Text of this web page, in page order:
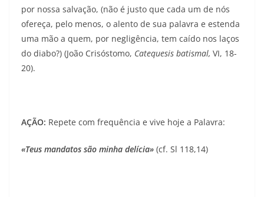
por nossa sal­vação, (não é justo que cada um de nós
ofereça, pelo menos, o alento de sua palavra e estenda
uma mão a quem, por negligência, tem caído nos laços
do diabo?) (João Crisóstomo, Catequesis batismal, VI, 18-
20).
AÇÃO: Repete com frequência e vive hoje a Palavra:
«Teus mandatos são minha delícia» (cf. Sl 118,14)